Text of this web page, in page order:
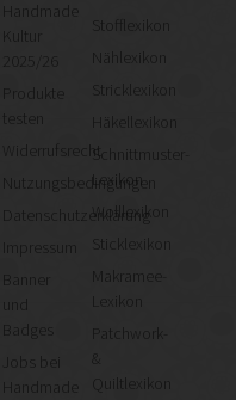
Kultur
2025/26
Produkte
testen
Widerrufsrecht
Nutzungsbedingungen
Datenschutzerklärung
Stofflexikon
Nählexikon
Stricklexikon
Häkellexikon
Schnittmuster-
Lexikon
Wolllexikon
Sticklexikon
Makramee-
Lexikon
Patchwork-
&
Quiltlexikon